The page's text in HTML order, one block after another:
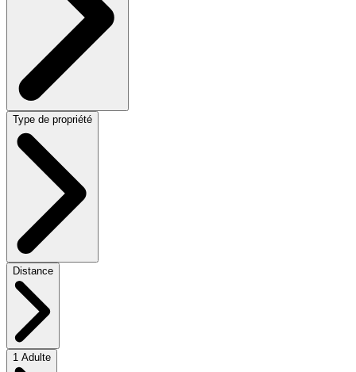
Type de propriété
Distance
1 Adulte